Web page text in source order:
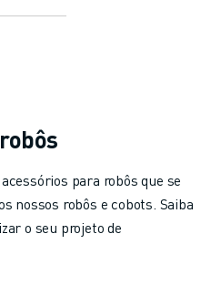
para robôs que se
nossos robôs e cobots. Saiba
o seu projeto de